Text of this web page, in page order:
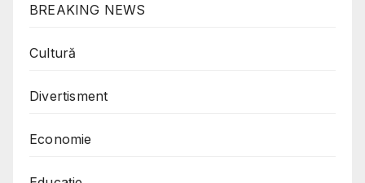
BREAKING NEWS
Cultură
Divertisment
Economie